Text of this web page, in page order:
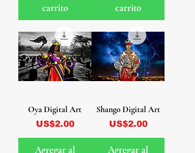
carrito
carrito
Oya Digital Art
Precio
US$2.00
Agregar al
Shango Digital Art
Precio
US$2.00
Agregar al